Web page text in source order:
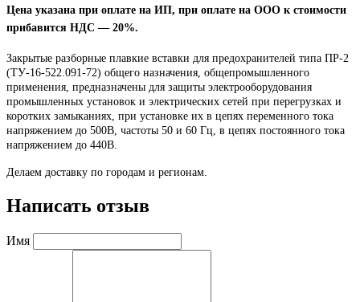
Цена указана при оплате на ИП, при оплате на ООО к стоимости
прибавится НДС ― 20%.
Закрытые разборные плавкие вставки для предохранителей типа ПР-2
(ТУ-16-522.091-72) общего назначения, общепромышленного
применения, предназначены для защиты электрооборудования
промышленных установок и электрических сетей при перегрузках и
коротких замыканиях, при установке их в цепях переменного тока
напряжением до 500В, частоты 50 и 60 Гц, в цепях постоянного тока
напряжением до 440В.
Делаем доставку по городам и регионам.
Написать отзыв
Имя